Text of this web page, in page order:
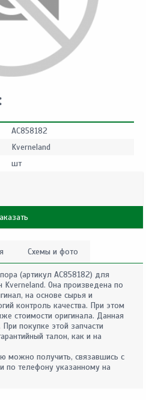
AC858182
Kverneland
шт
Схемы и фото
(артикул AC858182) для
Kverneland. Она произведена по
на основе сырья и
контроль качества. При этом
стоимости оригинала. Данная
покупке этой запчасти
талон, как и на
можно получить, связавшись с
телефону указанному на